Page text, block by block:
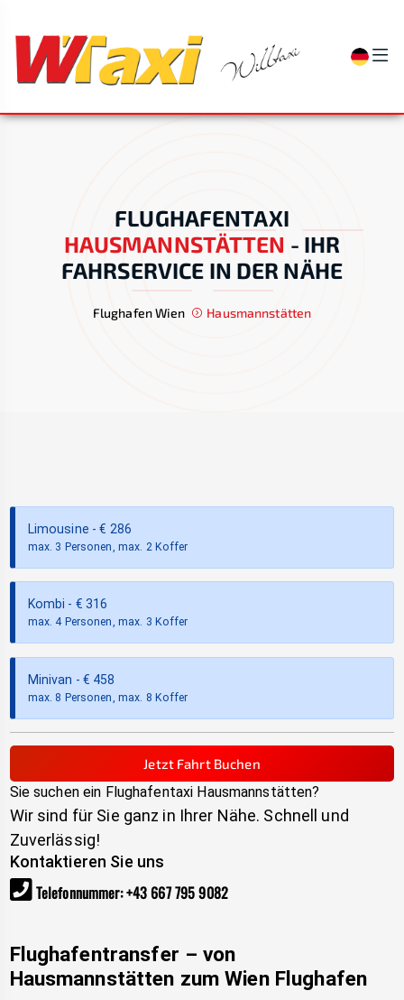
FLUGHAFENTAXI
HAUSMANNSTÄTTEN - IHR
FAHRSERVICE IN DER NÄHE
Flughafen Wien Hausmannstätten
Limousine - € 286
max. 3 Personen, max. 2 Koffer
Kombi - € 316
max. 4 Personen, max. 3 Koffer
Minivan - € 458
max. 8 Personen, max. 8 Koffer
Jetzt Fahrt Buchen
Sie suchen ein Flughafentaxi Hausmannstätten?
Wir sind für Sie ganz in Ihrer Nähe. Schnell und
Zuverlässig!
Kontaktieren Sie uns
Telefonnummer:+43 667 795 9082
Flughafentransfer – von
Hausmannstätten zum Wien Flughafen